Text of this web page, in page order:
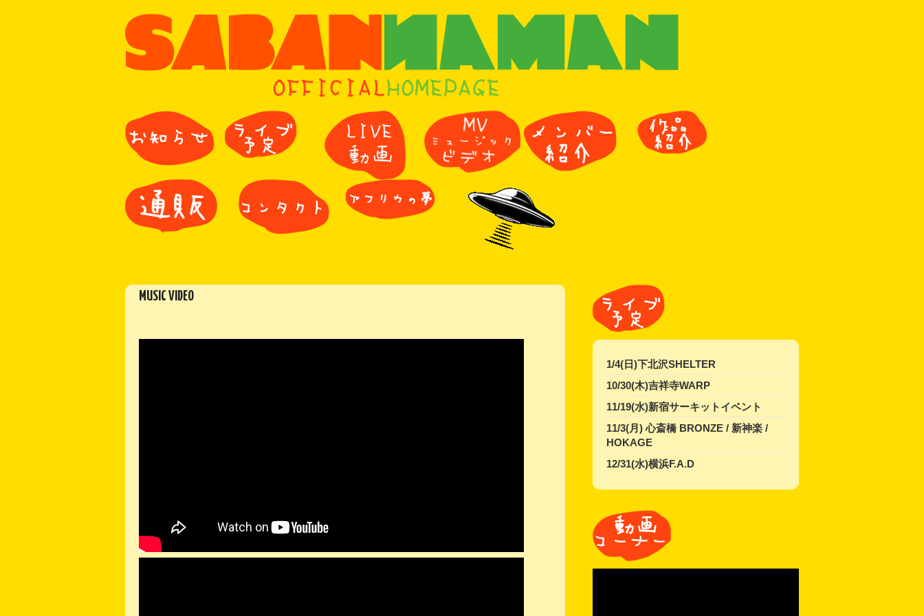
MUSIC VIDEO
1/4(日)下北沢SHELTER
10/30(木)吉祥寺WARP
11/19(水)新宿サーキットイベント
11/3(月) 心斎橋 BRONZE / 新神楽 /
HOKAGE
12/31(水)横浜F.A.D